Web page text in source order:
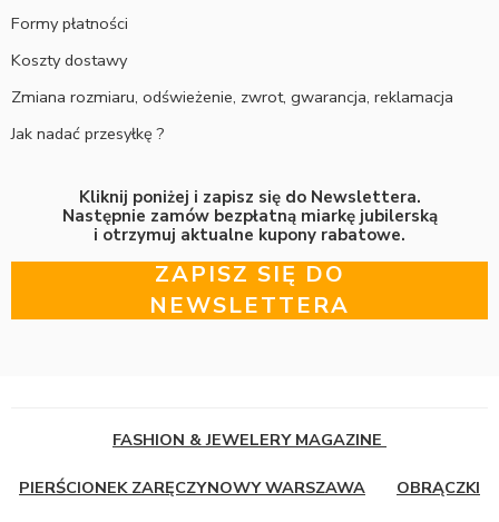
Formy płatności
Koszty dostawy
Zmiana rozmiaru, odświeżenie, zwrot, gwarancja, reklamacja
Jak nadać przesyłkę ?
Kliknij poniżej i zapisz się do Newslettera.
Następnie zamów bezpłatną miarkę jubilerską
i otrzymuj aktualne kupony rabatowe.
ZAPISZ SIĘ DO
NEWSLETTERA
FASHION & JEWELERY MAGAZINE
PIERŚCIONEK ZARĘCZYNOWY WARSZAWA OBRĄCZKI